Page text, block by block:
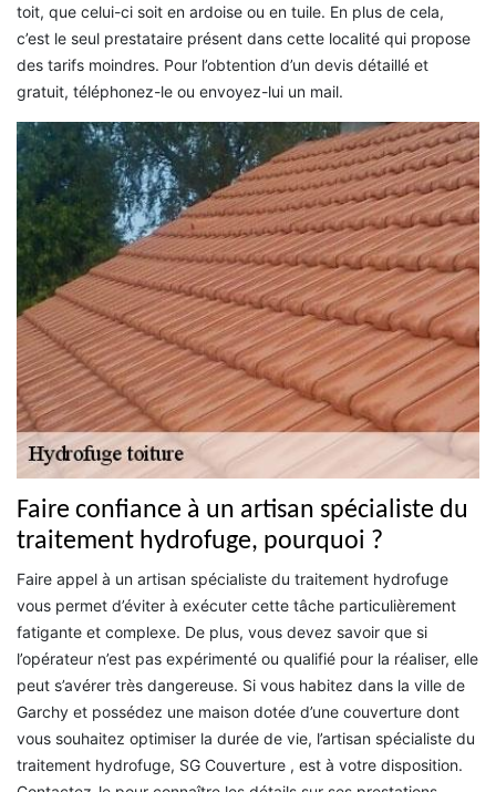
toit, que celui-ci soit en ardoise ou en tuile. En plus de cela,
c’est le seul prestataire présent dans cette localité qui propose
des tarifs moindres. Pour l’obtention d’un devis détaillé et
gratuit, téléphonez-le ou envoyez-lui un mail.
Faire confiance à un artisan spécialiste du
traitement hydrofuge, pourquoi ?
Faire appel à un artisan spécialiste du traitement hydrofuge
vous permet d’éviter à exécuter cette tâche particulièrement
fatigante et complexe. De plus, vous devez savoir que si
l’opérateur n’est pas expérimenté ou qualifié pour la réaliser, elle
peut s’avérer très dangereuse. Si vous habitez dans la ville de
Garchy et possédez une maison dotée d’une couverture dont
vous souhaitez optimiser la durée de vie, l’artisan spécialiste du
traitement hydrofuge, SG Couverture , est à votre disposition.